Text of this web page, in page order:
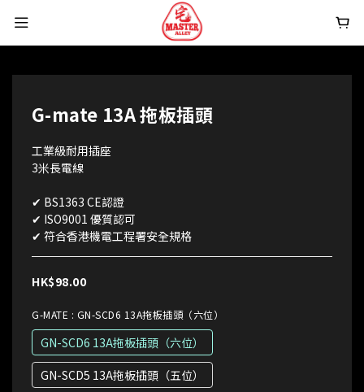
G-mate 13A 拖板插頭
工業級耐用插座
3米長電線
✔ BS1363 CE認證
✔ ISO9001 優質認可
✔ 符合香港機電工程署安全規格
HK$98.00
G-MATE : GN-SCD6 13A拖板插頭（六位）
GN-SCD6 13A拖板插頭（六位）
GN-SCD5 13A拖板插頭（五位）